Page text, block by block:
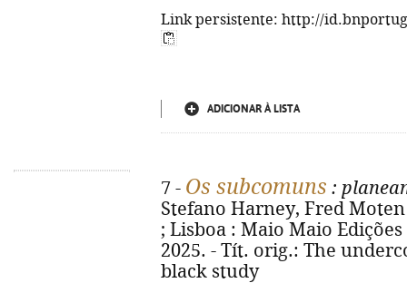
Link persistente: http://
ADICIONAR À LISTA
7 - Os subcomuns :
Stefano Harney, Fred
; Lisboa : Maio Maio
2025. - Tít. orig.: The
black study